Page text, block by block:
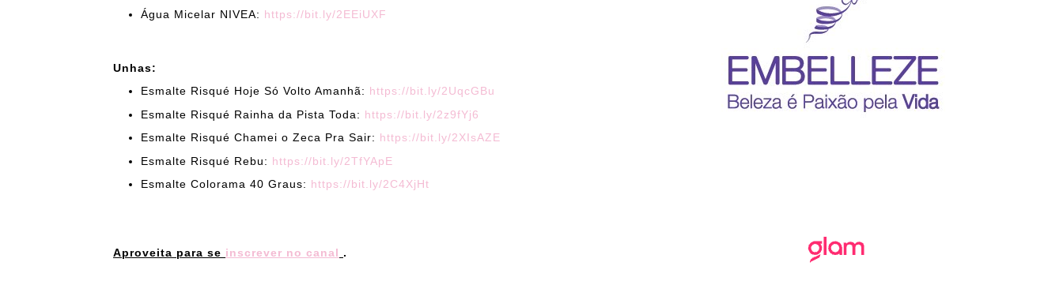
Água Micelar NIVEA: https://bit.ly/2EEiUXF
Unhas:
Esmalte Risqué Hoje Só Volto Amanhã: https://bit.ly/2UqcGBu
Esmalte Risqué Rainha da Pista Toda: https://bit.ly/2z9fYj6
Esmalte Risqué Chamei o Zeca Pra Sair: https://bit.ly/2XIsAZE
Esmalte Risqué Rebu: https://bit.ly/2TfYApE
Esmalte Colorama 40 Graus: https://bit.ly/2C4XjHt
Aproveita para se inscrever no canal .